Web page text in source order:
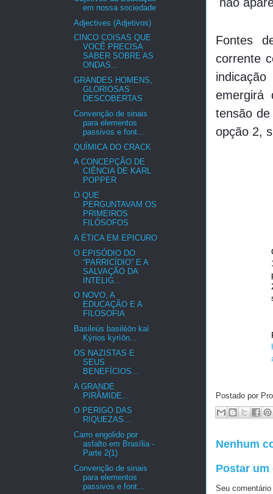
Fontes
corrente
emergirá
tensão
opção 2,
Postado por
Nenhum
Postar
Seu
em nossa sociedade
Adjectives (Adjetivos)
CINCO COISAS QUE
VOCÊ PRECISA
SABER SOBRE AS
ONDAS...
GRANDES HOMENS,
GLORIOSAS
DESCOBERTAS
Convenção de sinais
para elementos
passivos e font...
QUÍMICA DO CRACK
A CONCEPÇÃO DE
CIÊNCIA DE KARL
POPPER
O QUE
PERGUNTAVAM OS
PRIMEIROS
FILÓSOFOS
A ÉTICA EM EPICURO
O EPISÓDIO DO
“PARRICÍDIO” E A
SALVAÇÃO DA
INTELIG...
O NOVO, A
EDUCAÇÃO E A
FILOSOFIA
Basileùs basiléōn kaì
Kýrios kyrìōn...
OS NAZISTAS E
SEUS
BENEFÍCIOS...
A GRANDE
PIRÂMIDE...
O PERIGO DAS
RIQUEZAS...
Carro engolido por
asfalto em Brasília -
Parte 2(1)
Convenção de sinais
para elementos
passivos e font...